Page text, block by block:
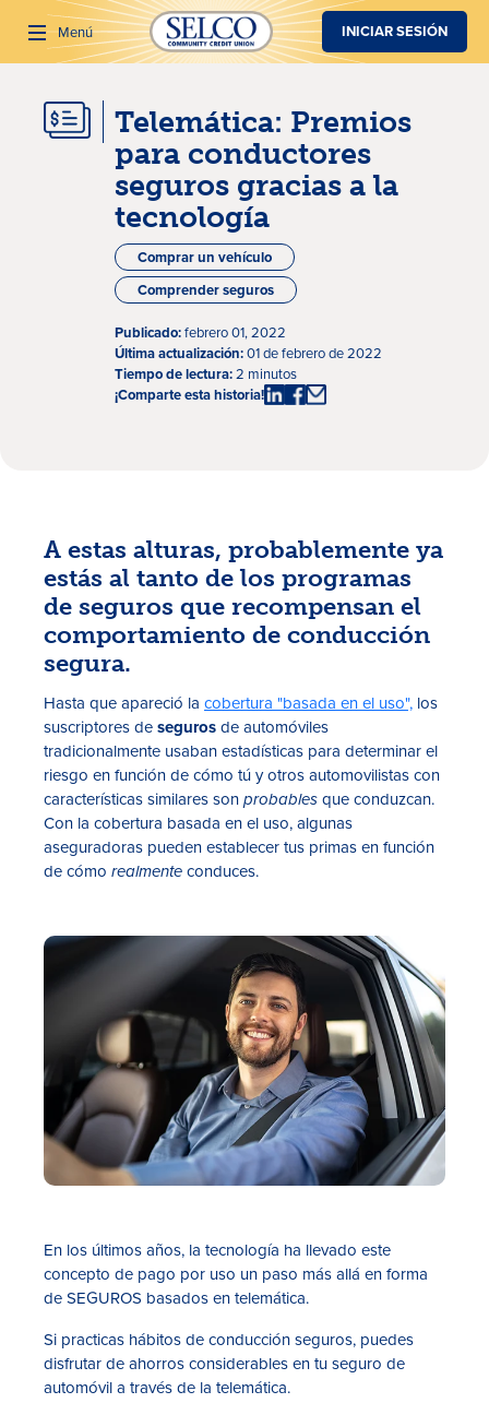
SALTAR AL CONTENIDO PRINCIPAL
Menú
Tasas
Sucursales
Contáctanos
Hazte miembro
In English
INICIAR SESIÓN
Telemática: Premios
para conductores
seguros gracias a la
tecnología
Comprar un vehículo
Comprender seguros
Publicado:febrero 01, 2022
Última actualización:01 de febrero de 2022
Tiempo de lectura:2 minutos
¡Comparte esta historia!
A estas alturas, probablemente ya
estás al tanto de los programas
de seguros que recompensan el
comportamiento de conducción
segura.
Hasta que apareció la cobertura "basada en el uso", los
suscriptores desegurosde automóviles
tradicionalmente usaban estadísticas para determinar el
riesgo en función de cómo tú y otros automovilistas con
características similares sonprobablesque conduzcan.
Con la cobertura basada en el uso, algunas
aseguradoras pueden establecer tus primas en función
de cómo realmenteconduces.
En los últimos años, la tecnología ha llevado este
concepto de pago por uso un paso más allá en forma
de SEGUROS basados en telemática.
Si practicas hábitos de conducción seguros, puedes
disfrutar de ahorros considerables en tu seguro de
automóvil a través de la telemática.